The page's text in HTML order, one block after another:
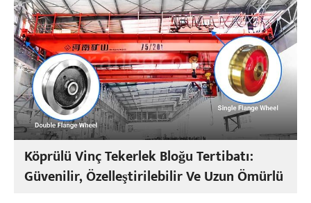
Köprülü Vinç Tekerlek Bloğu Tertibatı:
Güvenilir, Özelleştirilebilir Ve Uzun Ömürlü